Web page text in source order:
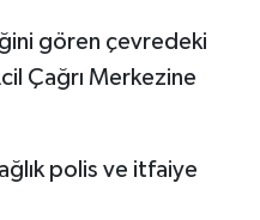
gören çevredeki
Çağrı Merkezine
polis ve itfaiye